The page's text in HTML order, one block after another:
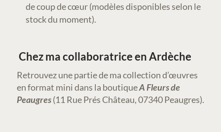
de coup de cœur (modèles disponibles selon le
stock du moment).
Chez ma collaboratrice en Ardèche
Retrouvez une partie de ma collection d’œuvres
en format mini dans la boutiqueA Fleurs de
Peaugres(11 Rue Prés Château, 07340 Peaugres).